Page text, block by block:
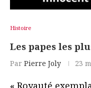
Histoire
Les papes les
Par Pierre Joly 23
« Royauté